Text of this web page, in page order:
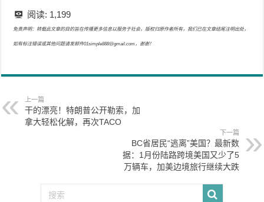
阅读: 1,199
免责声明：转载此文章的目的旨在传播更多信息以服务于社会，版权归原作者所有，我们已在文章结尾注明出处，
如有标注错误或其他问题请发邮件01simple888@gmail.com，谢谢！
上一篇
干的漂亮！特朗普公开勒索，加
拿大轻松化解，再次TACO
下一篇
BC省居民“逃离”美国？最新数
据：1月份陆路跨境美国又少了5
万辆车，加美边境旅行继续大跌